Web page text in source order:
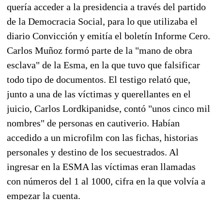
quería acceder a la presidencia a través del partido
de la Democracia Social, para lo que utilizaba el
diario Convicción y emitía el boletín Informe Cero.
Carlos Muñoz formó parte de la "mano de obra
esclava" de la Esma, en la que tuvo que falsificar
todo tipo de documentos. El testigo relató que,
junto a una de las víctimas y querellantes en el
juicio, Carlos Lordkipanidse, contó "unos cinco mil
nombres" de personas en cautiverio. Habían
accedido a un microfilm con las fichas, historias
personales y destino de los secuestrados. Al
ingresar en la ESMA las víctimas eran llamadas
con números del 1 al 1000, cifra en la que volvía a
empezar la cuenta.